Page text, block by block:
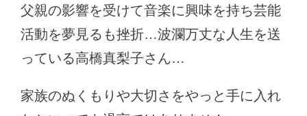
父親の影響を受けて音楽に興味を持ち芸能
活動を夢見るも挫折…波瀾万丈な人生を送
っている高橋真梨子さん…
家族のぬくもりや大切さをやっと手に入れ